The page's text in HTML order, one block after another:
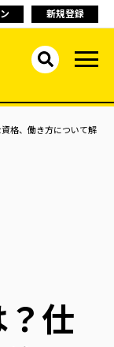
新規登録
格、働き方について解
仕